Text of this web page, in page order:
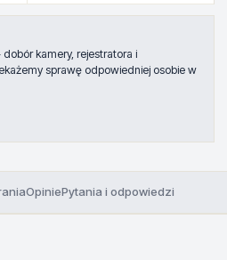
kamery, rejestratora i
sprawę odpowiedniej osobie w
OpiniePytania i odpowiedzi